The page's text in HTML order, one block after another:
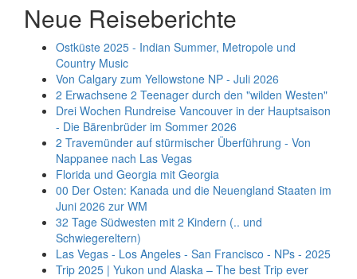
Neue Reiseberichte
Ostküste 2025 - Indian Summer, Metropole und
Country Music
Von Calgary zum Yellowstone NP - Juli 2026
2 Erwachsene 2 Teenager durch den "wilden Westen"
Drei Wochen Rundreise Vancouver in der Hauptsaison
- Die Bärenbrüder im Sommer 2026
2 Travemünder auf stürmischer Überführung - Von
Nappanee nach Las Vegas
Florida und Georgia mit Georgia
00 Der Osten: Kanada und die Neuengland Staaten im
Juni 2026 zur WM
32 Tage Südwesten mit 2 Kindern (.. und
Schwiegereltern)
Las Vegas - Los Angeles - San Francisco - NPs - 2025
Trip 2025 | Yukon und Alaska – The best Trip ever